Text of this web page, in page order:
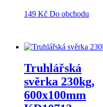
149 Kč Do obchodu
Truhlářská
svěrka 230kg,
600x100mm